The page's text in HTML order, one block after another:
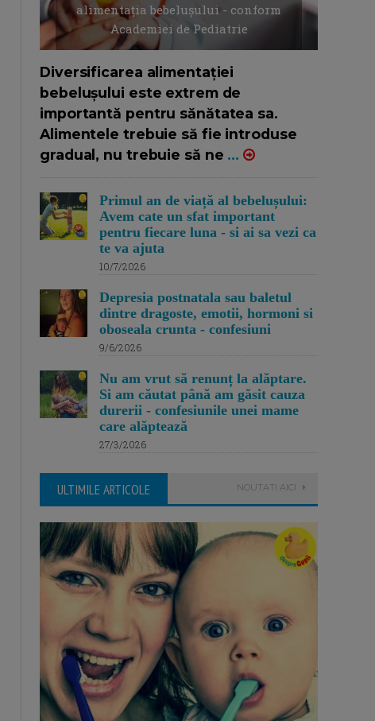
alimentația bebelușului - conform
Academiei de Pediatrie
Diversificarea alimentației
bebelușului este extrem de
importantă pentru sănătatea sa.
Alimentele trebuie să fie introduse
gradual, nu trebuie să ne ...
Primul an de viață al bebelușului:
Avem cate un sfat important
pentru fiecare luna - si ai sa vezi ca
te va ajuta
10/7/2026
Depresia postnatala sau baletul
dintre dragoste, emotii, hormoni si
oboseala crunta - confesiuni
9/6/2026
Nu am vrut să renunț la alăptare.
Si am căutat până am găsit cauza
durerii - confesiunile unei mame
care alăptează
27/3/2026
ULTIMILE ARTICOLE NOUTATI AICI